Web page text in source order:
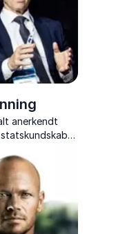
anerkendt
europæisk
foredrag om
og EU's